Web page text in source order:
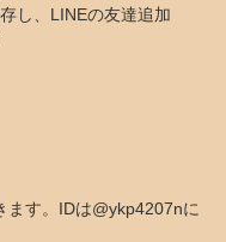
し、LINEの友達追加
ます。IDは@ykp4207nに